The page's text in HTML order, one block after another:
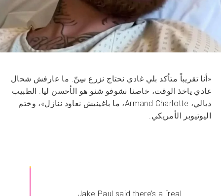
«أنا تقريباً متأكد بلي غادي نحتاج نزرع سِنّ. ما عارفش شحال
غادي ياخذ الوقت، خاصنا نشوفو شنو هو الأحسن ليا. الطبيب
ديالي، Armand Charlotte، ما باغينيش نعاود ننازل»، وختم
اليوتيوبر الأمريكي.
Jake Paul said there’s a “real